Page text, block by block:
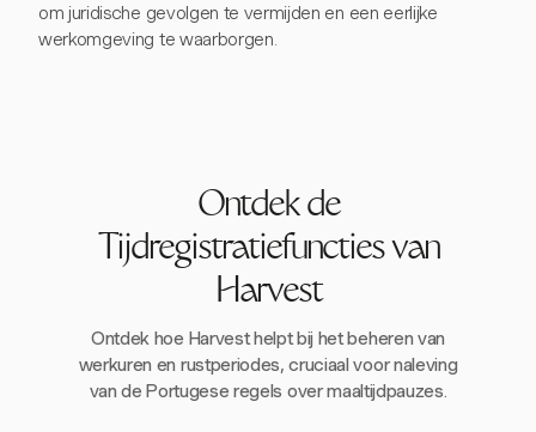
om juridische gevolgen te vermijden en een eerlijke
werkomgeving te waarborgen.
Ontdek de
Tijdregistratiefuncties van
Harvest
Ontdek hoe Harvest helpt bij het beheren van
werkuren en rustperiodes, cruciaal voor naleving
van de Portugese regels over maaltijdpauzes.